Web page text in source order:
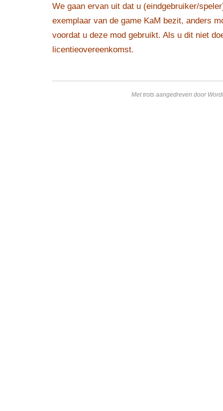
We gaan ervan uit dat u (eindgebruiker/
exemplaar van de game KaM bezit, anders
voordat u deze mod gebruikt. Als u dit niet
licentieovereenkomst.
Met trots aangedreven door